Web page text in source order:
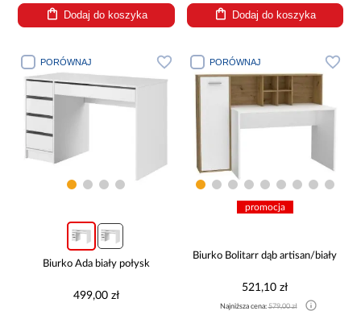
Dodaj do koszyka Dodaj do koszyka
PORÓWNAJ
Biurko Ada biały połysk
499,00 zł
PORÓWNAJ
promocja
Biurko Bolitarr dąb artisan/biały
521,10 zł
Najniższa cena:579,00 zł